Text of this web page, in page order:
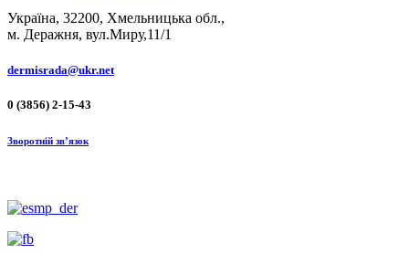
Україна, 32200, Хмельницька обл.,
м. Деражня, вул.Миру,11/1
dermisrada@ukr.net
0 (3856) 2-15-43
Зворотній зв’язок